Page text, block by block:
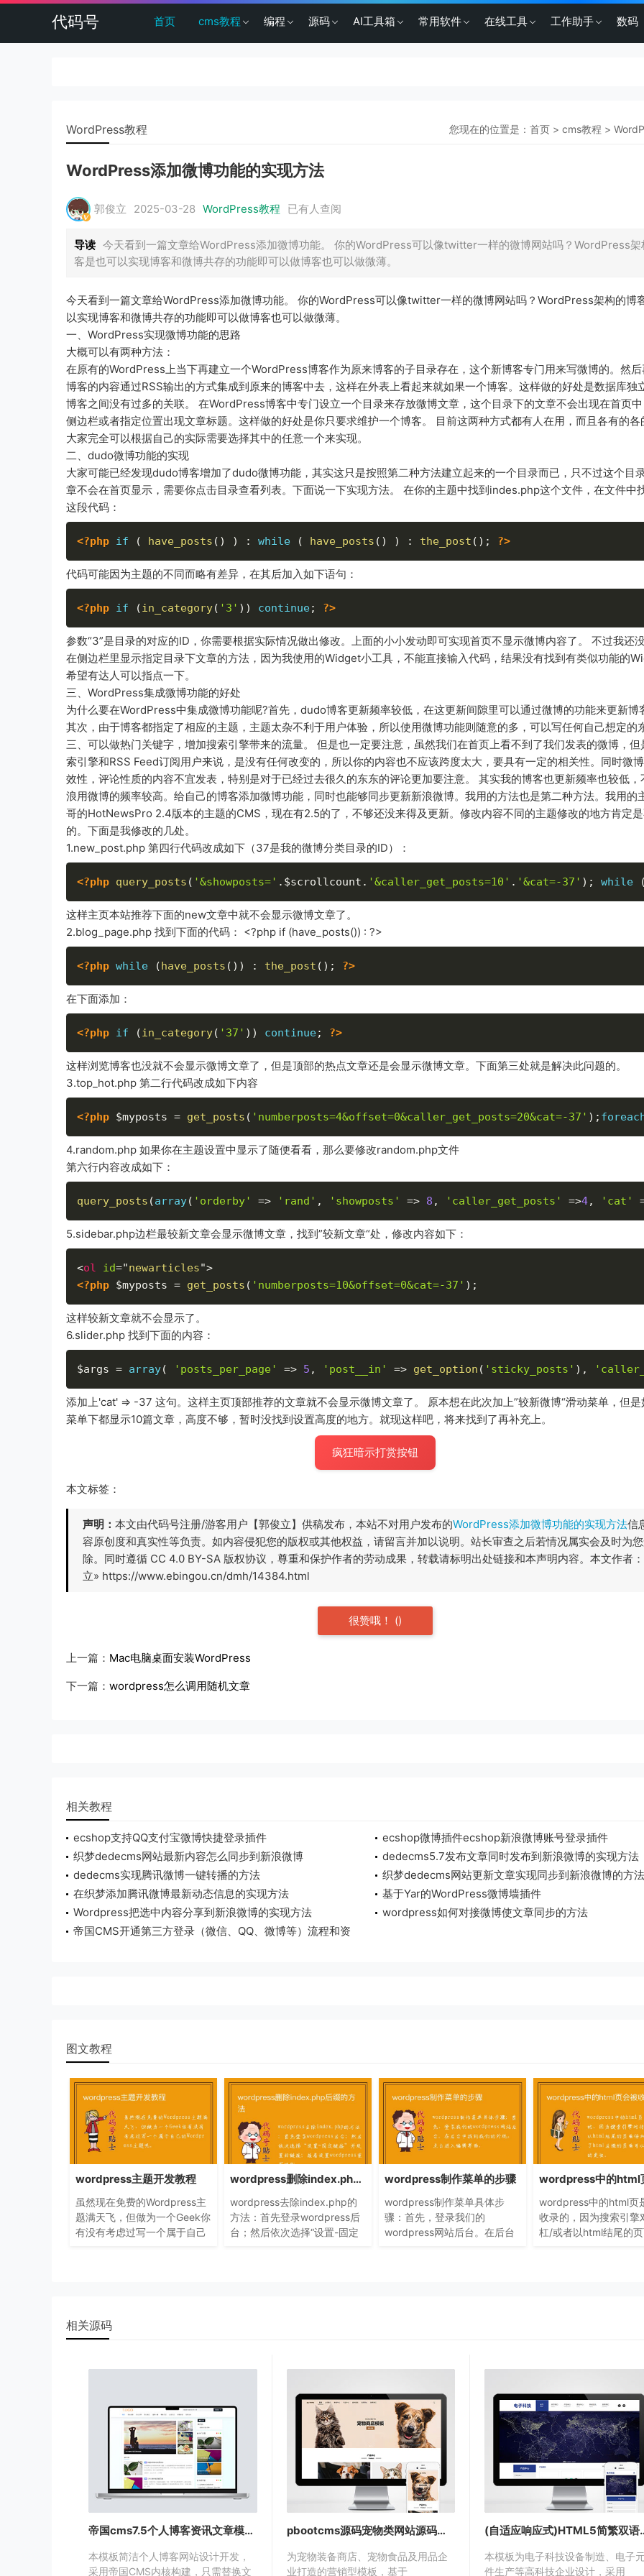
代码号 首页 cms教程 编程 源码 AI工具箱 常用软件 在线工具 工作助手 数码
您现在的位置是： 首页 > cms教程 >
WordPress教程
WordPress添加微博功能的实现方法
郭俊立 2025-03-28 WordPress教程 已有人查阅
导读 今天看到一篇文章给WordPress添加微博功能。 你的WordPress可以像twitter一样的微博网站吗？WordPress架
客是也可以实现博客和微博共存的功能即可以做博客也可以做微薄。
今天看到一篇文章给WordPress添加微博功能。 你的WordPress可以像twitter一样的微博网站吗？WordPress架构的博
以实现博客和微博共存的功能即可以做博客也可以做微薄。
一、WordPress实现微博功能的思路
大概可以有两种方法：
在原有的WordPress上当下再建立一个WordPress博客作为原来博客的子目录存在，这个新博客专门用来写微博的。然
博客的内容通过RSS输出的方式集成到原来的博客中去，这样在外表上看起来就如果一个博客。这样做的好处是数据库独
博客之间没有过多的关联。 在WordPress博客中专门设立一个目录来存放微博文章，这个目录下的文章不会出现在首页
侧边栏或者指定位置出现文章标题。这样做的好处是你只要求维护一个博客。 目前这两种方式都有人在用，而且各有的各
大家完全可以根据自己的实际需要选择其中的任意一个来实现。
二、dudo微博功能的实现
大家可能已经发现dudo博客增加了dudo微博功能，其实这只是按照第二种方法建立起来的一个目录而已，只不过这个目
章不会在首页显示，需要你点击目录查看列表。下面说一下实现方法。 在你的主题中找到indes.php这个文件，在文件中
这段代码：
<?php if ( have_posts ( ) ) : while ( have_posts ( ) ) : the_post ( ) ; ?>
代码可能因为主题的不同而略有差异，在其后加入如下语句：
<?php if (in_category( '3' ) ) continue; ?>
参数“3”是目录的对应的ID，你需要根据实际情况做出修改。上面的小小发动即可实现首页不显示微博内容了。 不过我还
在侧边栏里显示指定目录下文章的方法，因为我使用的Widget小工具，不能直接输入代码，结果没有找到有类似功能的
希望有达人可以指点一下。
三、WordPress集成微博功能的好处
为什么要在WordPress中集成微博功能呢?首先，dudo博客更新频率较低，在这更新间隙里可以通过微博的功能来更新博
其次，由于博客都指定了相应的主题，主题太杂不利于用户体验，所以使用微博功能则随意的多，可以写任何自己想定的
三、可以做热门关键字，增加搜索引擎带来的流量。 但是也一定要注意，虽然我们在首页上看不到了我们发表的微博，但
索引擎和RSS Feed订阅用户来说，是没有任何改变的，所以你的内容也不应该跨度太大，要具有一定的相关性。同时微
效性，评论性质的内容不宜发表，特别是对于已经过去很久的东东的评论更加要注意。 其实我的博客也更新频率也较低，
浪用微博的频率较高。给自己的博客添加微博功能，同时也能够同步更新新浪微博。我用的方法也是第二种方法。我用的
哥的HotNewsPro 2.4版本的主题的CMS，现在有2.5的了，不够还没来得及更新。修改内容不同的主题修改的地方肯定
的。下面是我修改的几处。
1.new_post.php 第四行代码改成如下（37是我的微博分类目录的ID）：
<?php query_posts ( '&showposts=' . $scrollcount . '&caller_get_posts=10' . '&cat=-37' ) ; while
这样主页本站推荐下面的new文章中就不会显示微博文章了。
2.blog_page.php 找到下面的代码： <?php if (have_posts()) : ?>
<?php while (have_posts ( ) ) : the_post ( ) ; ?>
在下面添加：
<?php if (in_category( '37' ) ) continue; ?>
这样浏览博客也没就不会显示微博文章了，但是顶部的热点文章还是会显示微博文章。下面第三处就是解决此问题的。
3.top_hot.php 第二行代码改成如下内容
<?php $myposts = get_posts ( 'numberposts=4&offset=0&caller_get_posts=20&cat=-37' ) ;
4.random.php 如果你在主题设置中显示了随便看看，那么要修改random.php文件
第六行内容改成如下：
query_posts (array( 'orderby' => 'rand' , 'showposts' => 8 , 'caller_get_posts' =>4, 'cat'
5.sidebar.php边栏最较新文章会显示微博文章，找到”较新文章“处，修改内容如下：
<ol id="newarticles">
<?php $myposts = get_posts ( 'numberposts=10&offset=0&cat=-37' ) ;
这样较新文章就不会显示了。
6.slider.php 找到下面的内容：
$args = array( 'posts_per_page' => 5 , 'post__in' => get_option ( 'sticky_posts' ) ,
添加上'cat' => -37 这句。这样主页顶部推荐的文章就不会显示微博文章了。 原本想在此次加上”较新微博“滑动菜单，但
菜单下都显示10篇文章，高度不够，暂时没找到设置高度的地方。就现这样吧，将来找到了再补充上。
疯狂暗示打赏按钮
本文标签：
声明： 本文由代码号注册/游客用户【郭俊立】供稿发布，本站不对用户发布的WordPress添加微博功能的实现方法信
容原创度和真实性等负责。如内容侵犯您的版权或其他权益，请留言并加以说明。站长审查之后若情况属实会及时为
除。同时遵循 CC 4.0 BY-SA 版权协议，尊重和保护作者的劳动成果，转载请标明出处链接和本声明内容。本文作者
立» https://www.ebingou.cn/dmh/14384.html
很赞哦！ ()
上一篇： Mac电脑桌面安装WordPress
下一篇： wordpress怎么调用随机文章
相关教程
ecshop支持QQ支付宝微博快捷登录插件
ecshop微博插件ecshop新浪微博账号登录插件
织梦dedecms网站最新内容怎么同步到新浪微博
dedecms5.7发布文章同时发布到新浪微博的实现方法
dedecms实现腾讯微博一键转播的方法
织梦dedecms网站更新文章实现同步到新浪微博的方法
在织梦添加腾讯微博最新动态信息的实现方法
基于Yar的WordPress微博墙插件
Wordpress把选中内容分享到新浪微博的实现方法
wordpress如何对接微博使文章同步的方法
帝国CMS开通第三方登录（微信、QQ、微博等）流程和资
图文教程
wordpress主题开发教程
虽然现在免费的Wordpress主
题满天飞，但做为一个Geek你
有没有考虑过写一个属于自己
wordpress删除index.php后缀的方法
wordpress去除index.php的
方法：首先登录wordpress后
台；然后依次选择“设置-固定
wordpress制作菜单的步骤
wordpress制作菜单具体步
骤：首先，登录我们的
wordpress网站后台。在后台
wordpress中的html页
收录的，因为搜索引擎
杠/或者以html结尾的
相关源码
帝国cms7.5个人博客资讯文章模板下载
本模板简洁个人博客网站设计开发，
采用帝国CMS内核构建，只需替换文
pbootcms源码宠物类网站源码下载(自适应多端)
为宠物装备商店、宠物食品及用品企
业打造的营销型模板，基于
(自适应响应式
本模板为电子科技设备制造、电子
件生产等高科技企业设计，采用